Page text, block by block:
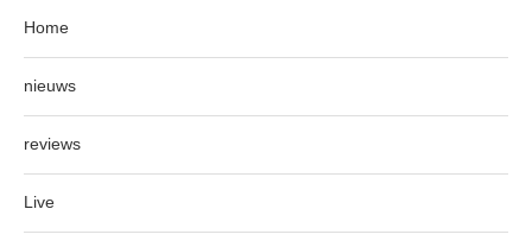
Home
nieuws
reviews
Live